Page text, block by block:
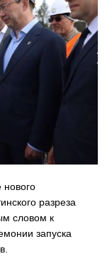
нового
разреза
словом к
запуска